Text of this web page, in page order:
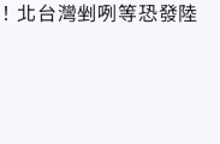
北台灣剉咧等恐發陸